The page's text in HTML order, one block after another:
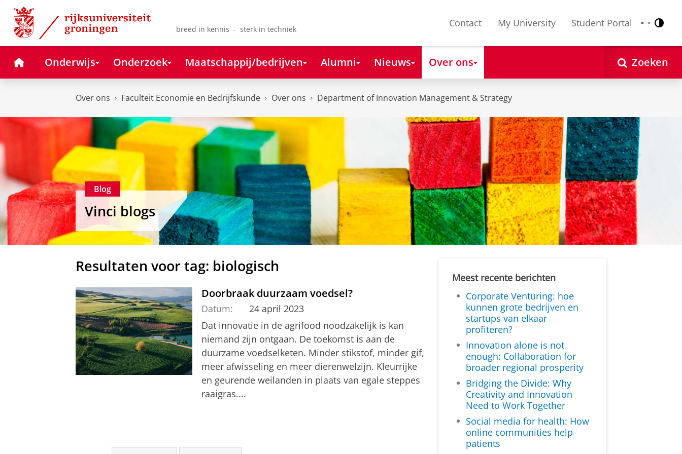
Skip
Content
Skip
Navigation
breed in kennis - sterk in techniek
Contact My University Student Portal Nederlands
English
HomeOnderwijs Onderzoek Maatschappij/bedrijven Alumni Nieuws Over ons Zoeken
Over ons Faculteit Economie en Bedrijfskunde Over ons Department of Innovation Management & Strategy
Blog
Vinci blogs
Resultaten voor tag: biologisch
Doorbraak duurzaam voedsel?
Datum:
24 april 2023
Dat innovatie in de agrifood noodzakelijk is kan
niemand zijn ontgaan. De toekomst is aan de
duurzame voedselketen. Minder stikstof, minder gif,
meer afwisseling en meer dierenwelzijn. Kleurrijke
en geurende weilanden in plaats van egale steppes
raaigras....
Meest recente berichten
Corporate Venturing: hoe
kunnen grote bedrijven en
startups van elkaar
profiteren?
Innovation alone is not
enough: Collaboration for
broader regional prosperity
Bridging the Divide: Why
Creativity and Innovation
Need to Work Together
Social media for health: How
online communities help
patients